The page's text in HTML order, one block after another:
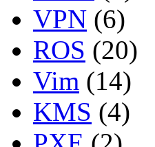
VPN (6)
ROS (20)
Vim (14)
KMS (4)